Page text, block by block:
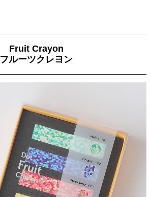
Fruit Crayon
フルーツクレヨン